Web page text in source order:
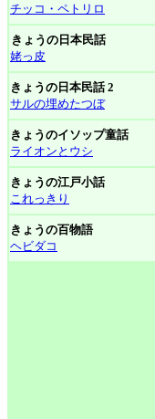
チッコ・ペトリロ
きょうの日本民話
姥っ皮
きょうの日本民話 2
サルの埋めたつぼ
きょうのイソップ童話
ライオンとウシ
きょうの江戸小話
これっきり
きょうの百物語
ヘビダコ